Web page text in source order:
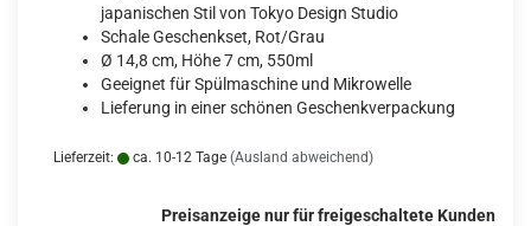
japanischen Stil von Tokyo Design Studio
Schale Geschenkset, Rot/Grau
Ø 14,8 cm, Höhe 7 cm, 550ml
Geeignet für Spülmaschine und Mikrowelle
Lieferung in einer schönen Geschenkverpackung
Lieferzeit: ca. 10-12 Tage (Ausland abweichend)
Preisanzeige nur für freigeschaltete Kunden